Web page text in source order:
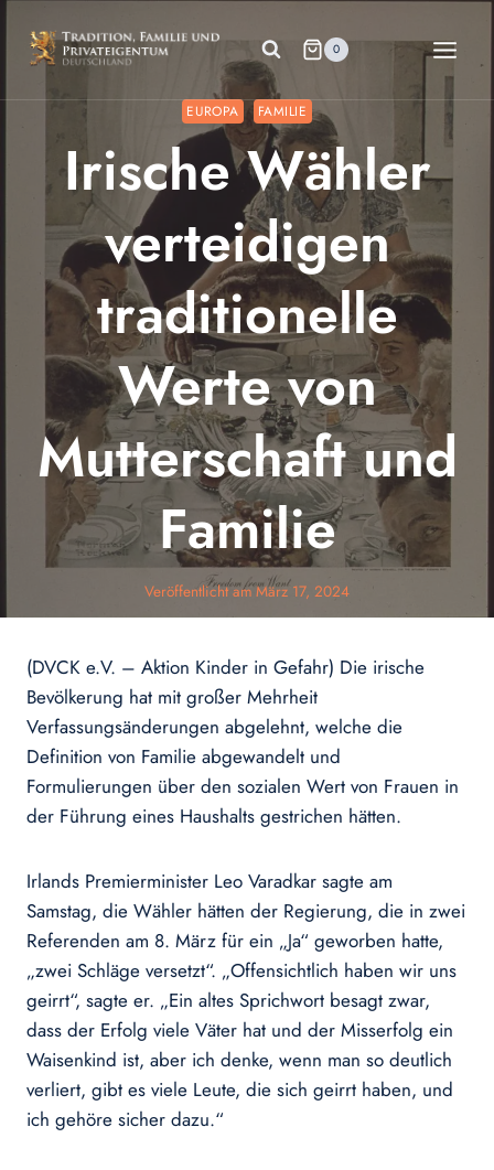
Inhalt
springen
0
EUROPA FAMILIE
Irische Wähler
verteidigen
traditionelle
Werte von
Mutterschaft und
Familie
Veröffentlicht amMärz 17, 2024
(DVCK e.V. – Aktion Kinder in Gefahr) Die irische
Bevölkerung hat mit großer Mehrheit
Verfassungsänderungen abgelehnt, welche die
Definition von Familie abgewandelt und
Formulierungen über den sozialen Wert von Frauen in
der Führung eines Haushalts gestrichen hätten.
Irlands Premierminister Leo Varadkar sagte am
Samstag, die Wähler hätten der Regierung, die in zwei
Referenden am 8. März für ein „Ja“ geworben hatte,
„zwei Schläge versetzt“. „Offensichtlich haben wir uns
geirrt“, sagte er. „Ein altes Sprichwort besagt zwar,
dass der Erfolg viele Väter hat und der Misserfolg ein
Waisenkind ist, aber ich denke, wenn man so deutlich
verliert, gibt es viele Leute, die sich geirrt haben, und
ich gehöre sicher dazu.“